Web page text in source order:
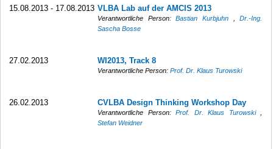
15.08.2013 - 17.08.2013 VLBA Lab auf der AMCIS 2013
Verantwortliche Person:Bastian Kurbjuhn ,Dr.-Ing.
Sascha Bosse
27.02.2013 WI2013, Track 8
Verantwortliche Person:Prof. Dr. Klaus Turowski
26.02.2013 CVLBA Design Thinking Workshop Day
Verantwortliche Person:Prof. Dr. Klaus Turowski
Stefan Weidner